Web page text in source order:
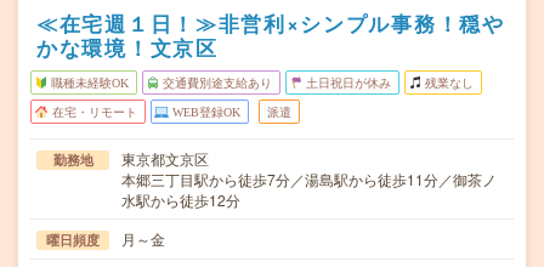
≪在宅週１日！≫非営利×シンプル事務！穏や
かな環境！文京区
職種未経験OK 交通費別途支給あり 土日祝日が休み 残業なし
在宅・リモート WEB登録OK 派遣
勤務地
東京都文京区
本郷三丁目駅から徒歩7分／湯島駅から徒歩11分／御茶ノ
水駅から徒歩12分
曜日頻度 月～金